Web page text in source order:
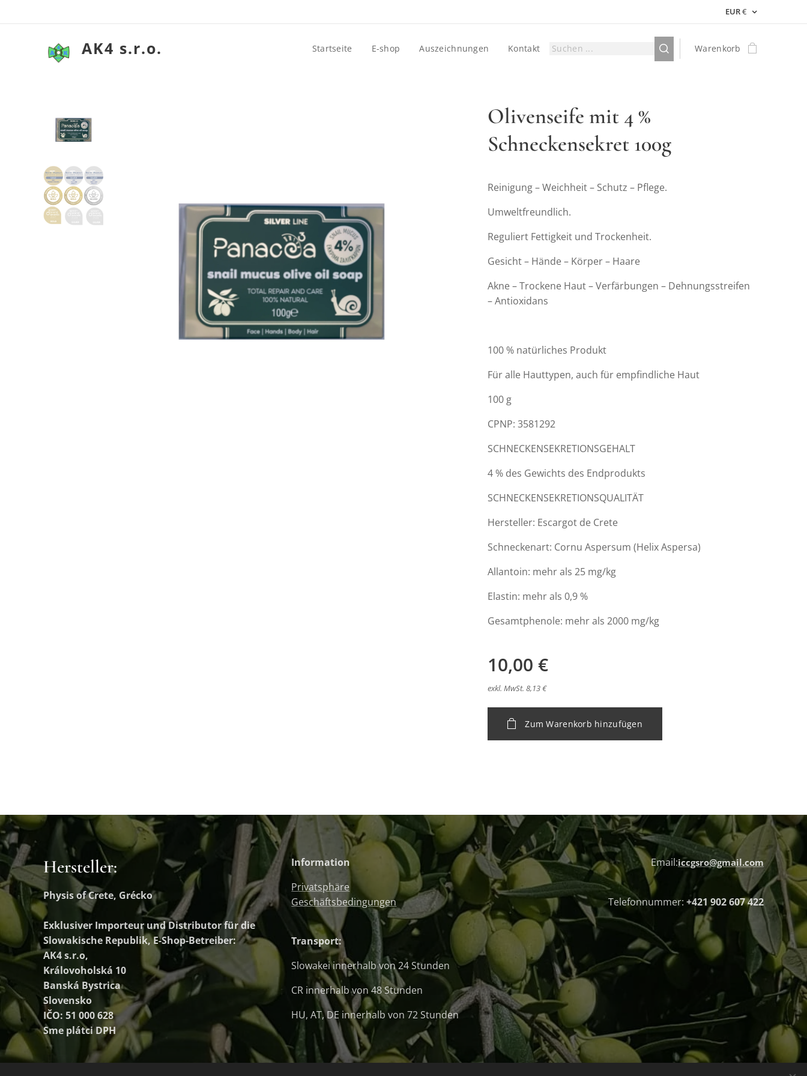
EUR€
AK4 s.r.o. Startseite E-shop Auszeichnungen Kontakt Warenkorb
Olivenseife mit 4 %
Schneckensekret 100g
Reinigung – Weichheit – Schutz – Pflege.
Umweltfreundlich.
Reguliert Fettigkeit und Trockenheit.
Gesicht – Hände – Körper – Haare
Akne – Trockene Haut – Verfärbungen – Dehnungsstreifen
– Antioxidans
100 % natürliches Produkt
Für alle Hauttypen, auch für empfindliche Haut
100 g
CPNP: 3581292
SCHNECKENSEKRETIONSGEHALT
4 % des Gewichts des Endprodukts
SCHNECKENSEKRETIONSQUALITÄT
Hersteller: Escargot de Crete
Schneckenart: Cornu Aspersum (Helix Aspersa)
Allantoin: mehr als 25 mg/kg
Elastin: mehr als 0,9 %
Gesamtphenole: mehr als 2000 mg/kg
10,00 €
exkl. MwSt. 8,13 €
Zum Warenkorb hinzufügen
Hersteller:
Physis of Crete, Grécko
Exklusiver Importeur und Distributorfür die
Slowakische Republik, E-Shop-Betreiber:
AK4 s.r.o,
Královoholská 10
Banská Bystrica
Slovensko
IČO: 51 000 628
Sme plátci DPH
Information
Privatsphäre
Geschäftsbedingungen
Transport:
Slowakei innerhalb von 24 Stunden
CR innerhalb von 48 Stunden
HU, AT, DE innerhalb von 72 Stunden
Email:iccgsro@gmail.com
Telefonnummer: +421 902 607 422